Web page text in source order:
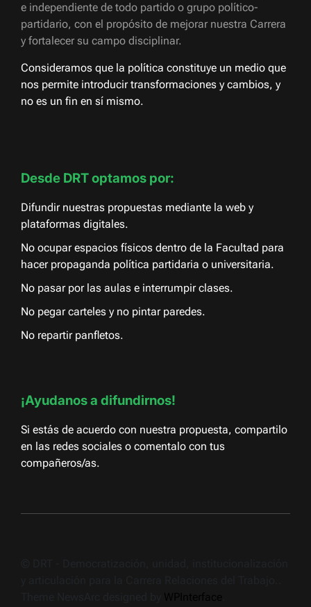
e independiente de todo partido o grupo político-
partidario, con el propósito de mejorar nuestra Carrera
y fortalecer su campo disciplinar.
Consideramos que la política constituye un medio que
nos permite introducir transformaciones y cambios, y
no es un fin en sí mismo.
Desde DRT optamos por:
Difundir nuestras propuestas mediante la web y
plataformas digitales.
No ocupar espacios físicos dentro de la Facultad para
hacer propaganda política partidaria o universitaria.
No pasar por las aulas e interrumpir clases.
No pegar carteles y no pintar paredes.
No repartir panfletos.
¡Ayudanos a difundirnos!
Si estás de acuerdo con nuestra propuesta, compartilo
en las redes sociales o comentalo con tus
compañeros/as.